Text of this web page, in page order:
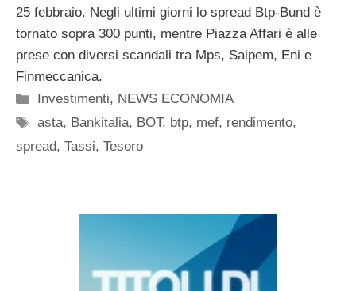
25 febbraio. Negli ultimi giorni lo spread Btp-Bund è
tornato sopra 300 punti, mentre Piazza Affari è alle
prese con diversi scandali tra Mps, Saipem, Eni e
Finmeccanica.
Categorie
Investimenti, NEWS ECONOMIA
Tag
asta, Bankitalia, BOT, btp, mef, rendimento,
spread, Tassi, Tesoro